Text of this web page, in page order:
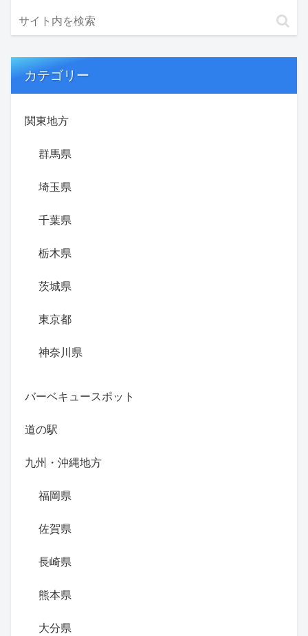
カテゴリー
関東地方
群馬県
埼玉県
千葉県
栃木県
茨城県
東京都
神奈川県
バーベキュースポット
道の駅
九州・沖縄地方
福岡県
佐賀県
長崎県
熊本県
大分県